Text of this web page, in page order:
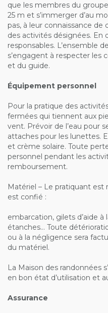
que les membres du
25 m et s’immerger d’au
pas, à leur connaissance
des activités désignées. En
responsables. L’ensemble
s’engagent à respecter les
et du guide.
Équipement personnel
Pour la pratique des
fermées qui tiennent aux
vent. Prévoir de l’eau pour
attaches pour les lunettes.
et crème solaire. Toute
personnel pendant les
remboursement.
Matériel – Le pratiquant est
est confié :
embarcation, gilets d’aide
étanches… Toute
ou à la négligence sera
du matériel.
La Maison des randonnées
en bon état d’utilisation et
Assurance